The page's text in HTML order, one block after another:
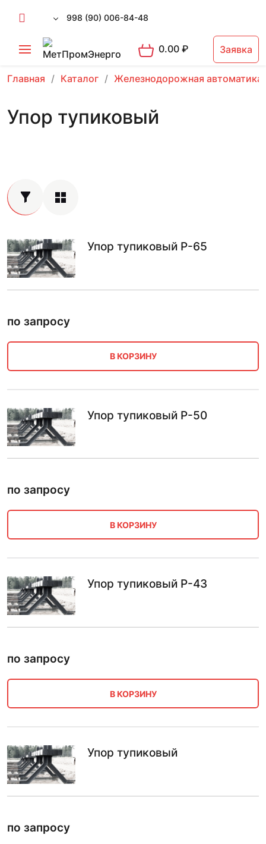
998 (90) 006-84-48
0.00₽ Заявка
Главная Каталог Железнодорожная автоматика
Упор тупиковый
Упор тупиковый Р-65
по запросу
В КОРЗИНУ
Упор тупиковый Р-50
по запросу
В КОРЗИНУ
Упор тупиковый Р-43
по запросу
В КОРЗИНУ
Упор тупиковый
по запросу